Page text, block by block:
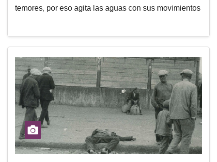
temores, por eso agita las aguas con sus movimientos